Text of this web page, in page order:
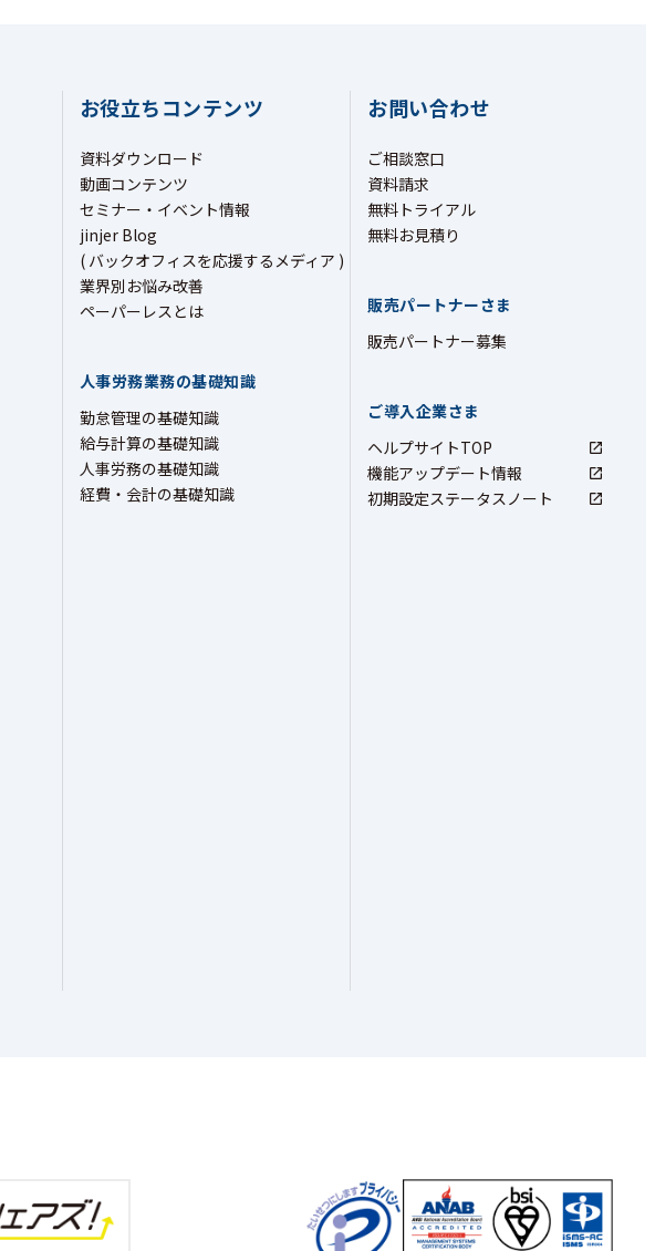
お役立ちコンテンツ
資料ダウンロード
動画コンテンツ
セミナー・イベント情報
jinjer Blog
( バックオフィスを応援するメディア )
業界別お悩み改善
ペーパーレスとは
人事労務業務の基礎知識
勤怠管理の基礎知識
給与計算の基礎知識
人事労務の基礎知識
経費・会計の基礎知識
お問い合わせ
ご相談窓口
資料請求
無料トライアル
無料お見積り
販売パートナーさま
販売パートナー募集
ご導入企業さま
ヘルプサイトTOP
機能アップデート情報
初期設定ステータスノート